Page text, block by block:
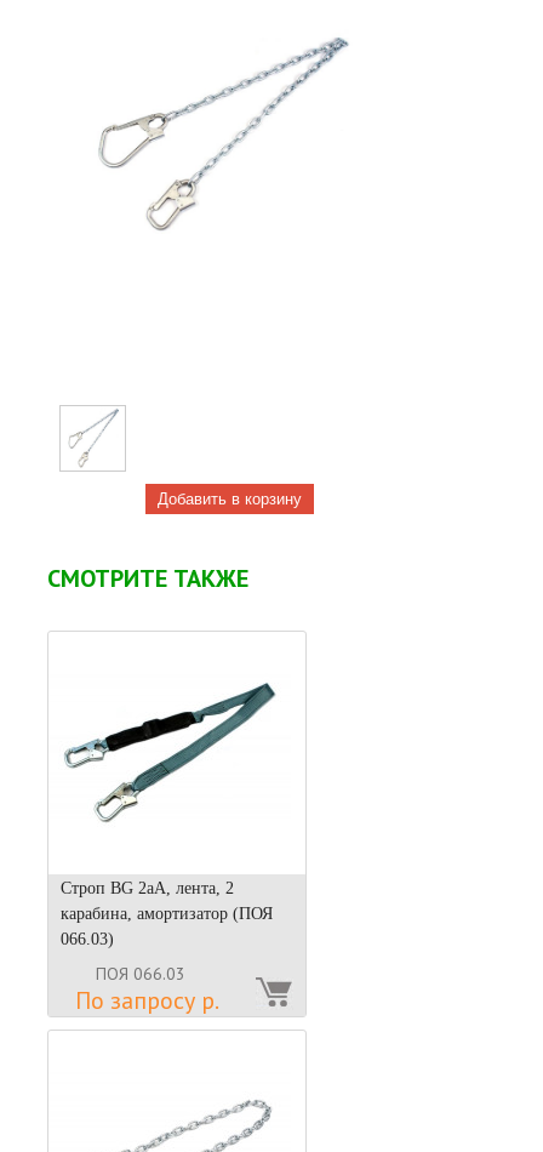
СМОТРИТЕ ТАКЖЕ
Строп BG 2аА, лента, 2
карабина, амортизатор (ПОЯ
066.03)
ПОЯ 066.03
По запросу р.